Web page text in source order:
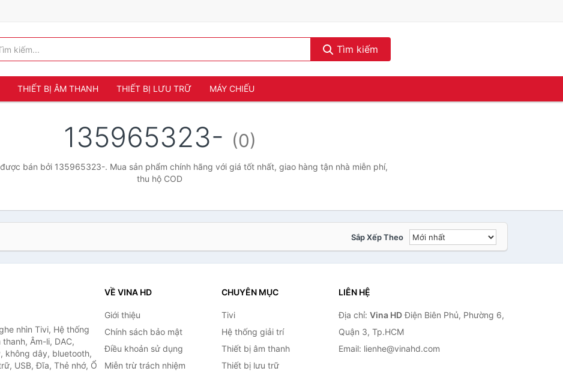
Tìm kiếm
THIẾT BỊ ÂM THANH THIẾT BỊ LƯU TRỮ MÁY CHIẾU
135965323- (0)
bán bởi 135965323-. Mua sản phẩm chính hãng với giá tốt nhất, giao hàng tận nhà miễn phí,
thu hộ COD
Sắp Xếp Theo
nhìn Tivi, Hệ thống
Âm-li, DAC,
không dây, bluetooth,
USB, Đĩa, Thẻ nhớ, Ổ
VỀ VINA HD
Giới thiệu
Chính sách bảo mật
Điều khoản sử dụng
Miễn trừ trách nhiệm
CHUYÊN MỤC
Tivi
Hệ thống giải trí
Thiết bị âm thanh
Thiết bị lưu trữ
LIÊN HỆ
Địa chỉ: Vina HDĐiện Biên Phủ, Phường 6,
Quận 3, Tp.HCM
Email: lienhe@vinahd.com